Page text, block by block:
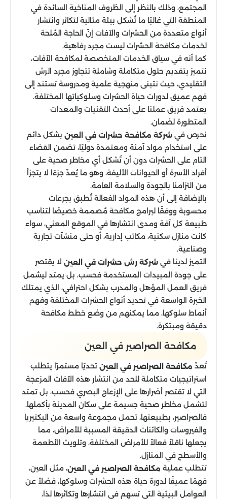
المجتمع، وذلك بالنظر إلى الظروف المناخية السائدة في
المنطقة التي غالبًا ما تُشكل بيئة مثالية لتكاثر وانتشار
أنواع متعددة من الحشرات والآفات إنّ الحاجة المُلحة
لخدمات مكافحة الحشرات ليست مجرد رفاهية.
كما أنه في سياق الخدمات المتخصصة لمكافحة الآفات،
نتميز بتقديم حلول متكاملة وشاملة تتجاوز مجرد الرش
التقليدي، حيث نتبنى منهجية علمية ومدروسة تستند إلى
فهم عميق لدورات حياة الحشرات وسلوكياتها المختلفة.
يعتمد فريق عملنا على أحدث التقنيات والمعدات
المتطورة لضمان.
نحرص في شركة مكافحة حشرات في العين بشكل دائم
على استخدام مواد آمنة ومعتمدة دوليًا، تضمن القضاء
التام على الحشرات دون أن تُشكل أي مخاطر صحية على
أفراد الأسرة أو الحيوانات الأليفة، وهو ما يُعدّ جزءًا لا يتجزأ
من التزامنا بالجودة والسلامة العامة.
بالإضافة إلى أن هذه المواد الفعالة تُطبق بجرعات
محسوبة ووفقًا لبرامج مكافحة مُصممة خصيصًا لتناسب
طبيعة كل آفة ومدى انتشارها في الموقع المعني، سواء
كانت منازل سكنية، مكاتب إدارية، أو حتى منشآت تجارية
وصناعية.
التميز لدينا في شركة رش حشرات في العين لا يقتصر
على جودة المبيدات المستخدمة فحسب، بل يمتد ليشمل
فريق العمل المؤهل والمدرب بشكل احترافي، الذي يمتلك
الخبرة الواسعة في تحديد أنواع الحشرات المختلفة وفهم
أنماط سلوكها، مما يمكنهم من وضع خطط مكافحة
دقيقة ومبتكرة.
مكافحة الصراصير في العين
تُعدّ مكافحة الصراصير في العين تحديًا مستمرًا يتطلب
استراتيجيات متكاملة للحد من انتشار هذه الآفات المزعجة
التي لا تقتصر أضرارها على الإزعاج البصري فحسب، بل تمتد
لتشمل مخاطر صحية جسيمة على سكان المدينة بأكملها.
فالصراصير، بطبيعتها، تحمل مجموعة واسعة من البكتيريا
والفيروسات والكائنات الدقيقة المسببة للأمراض، مما
يجعلها ناقلاً فعالاً للأمراض المختلفة، وتلويث الأطعمة
والأسطح في المنازل.
تتطلب عملية مكافحة الصراصير في العين، مثل العين،
فهمًا عميقًا لدورة حياة هذه الحشرات وسلوكها، فضلاً عن
العوامل البيئية التي تسهم في انتشارها وتكاثرها لذا،